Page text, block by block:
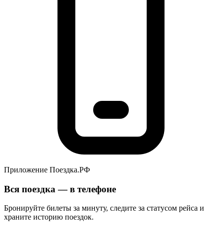
Приложение Поездка.РФ
Вся поездка — в телефоне
Бронируйте билеты за минуту, следите за статусом рейса и
храните историю поездок.